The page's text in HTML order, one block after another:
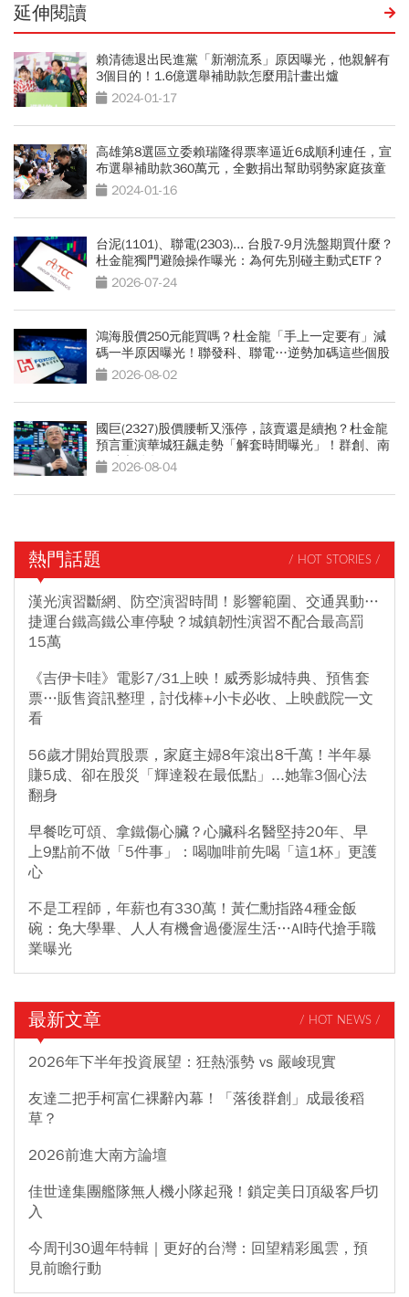
延伸閱讀
賴清德退出民進黨「新潮流系」原因曝光，他親解有
3個目的！1.6億選舉補助款怎麼用計畫出爐
2024-01-17
高雄第8選區立委賴瑞隆得票率逼近6成順利連任，宣
布選舉補助款360萬元，全數捐出幫助弱勢家庭孩童
2024-01-16
台泥(1101)、聯電(2303)... 台股7-9月洗盤期買什麼？
杜金龍獨門避險操作曝光：為何先別碰主動式ETF？
2026-07-24
鴻海股價250元能買嗎？杜金龍「手上一定要有」減
碼一半原因曝光！聯發科、聯電…逆勢加碼這些個股
2026-08-02
國巨(2327)股價腰斬又漲停，該賣還是續抱？杜金龍
預言重演華城狂飆走勢「解套時間曝光」！群創、南
亞科也點名
2026-08-04
熱門話題 / HOT STORIES /
漢光演習斷網、防空演習時間！影響範圍、交通異動…
捷運台鐵高鐵公車停駛？城鎮韌性演習不配合最高罰
15萬
《吉伊卡哇》電影7/31上映！威秀影城特典、預售套
票…販售資訊整理，討伐棒+小卡必收、上映戲院一文
看
56歲才開始買股票，家庭主婦8年滾出8千萬！半年暴
賺5成、卻在股災「輝達殺在最低點」...她靠3個心法
翻身
早餐吃可頌、拿鐵傷心臟？心臟科名醫堅持20年、早
上9點前不做「5件事」：喝咖啡前先喝「這1杯」更護
心
不是工程師，年薪也有330萬！黃仁勳指路4種金飯
碗：免大學畢、人人有機會過優渥生活…AI時代搶手職
業曝光
最新文章 / HOT NEWS /
2026年下半年投資展望：狂熱漲勢 vs 嚴峻現實
友達二把手柯富仁裸辭內幕！「落後群創」成最後稻
草？
2026前進大南方論壇
佳世達集團艦隊無人機小隊起飛！鎖定美日頂級客戶切
入
今周刊30週年特輯｜更好的台灣：回望精彩風雲，預
見前瞻行動